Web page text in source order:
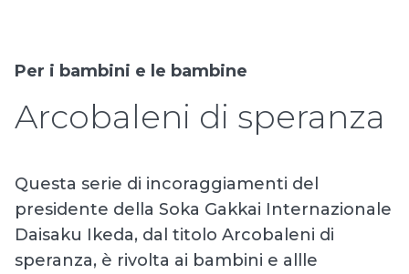
Per i bambini e le bambine
Arcobaleni di speranza
Questa serie di incoraggiamenti del
presidente della Soka Gakkai Internazionale
Daisaku Ikeda, dal titolo Arcobaleni di
speranza, è rivolta ai bambini e allle